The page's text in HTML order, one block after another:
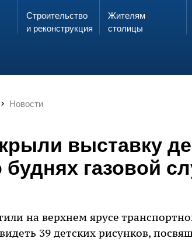
Строительство
и реконструкция
Жителям
столицы
Новости
выставку
буднях газовой
на верхнем ярусе
39 детских рисунков,